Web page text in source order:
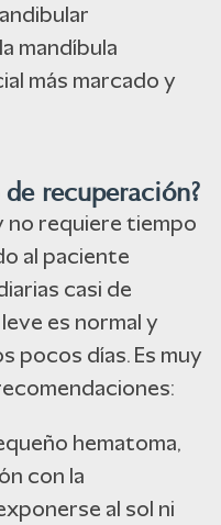
mandíbula
más marcado y
recuperación?
no requiere tiempo
al paciente
casi de
es normal y
pocos días. Es muy
hematoma,
con la
al sol ni